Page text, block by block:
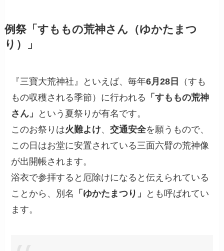
例祭「すももの荒神さん（ゆかたまつ
り）」
『三寶大荒神社』といえば、毎年6月28日
（すも
もの収穫される季節）に行われる 「すももの荒神
さん」
という夏祭りが有名です。
このお祭りは火難よけ、交通安全を願うもので、
この日はお堂に安置されている三面六臂の荒神像
が出開帳されます。
浴衣で参拝すると厄除けになると伝えられている
ことから、別名
「ゆかたまつり」
とも呼ばれてい
ます。